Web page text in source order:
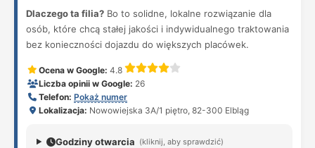
Dlaczego ta filia? Bo to solidne, lokalne rozwiązanie dla
osób, które chcą stałej jakości i indywidualnego traktowania
bez konieczności dojazdu do większych placówek.
Ocena w Google: 4.8
Liczba opinii w Google: 26
Telefon: Pokaż numer
Lokalizacja: Nowowiejska 3A/1 piętro, 82-300 Elbląg
Godziny otwarcia (kliknij, aby sprawdzić)